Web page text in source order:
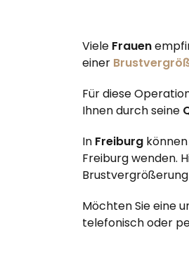
Viele Frauen
einer
Für diese
Ihnen durch seine
In Freiburg
Freiburg wenden.
Möchten Sie eine
telefonisch oder